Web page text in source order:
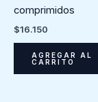
comprimidos
$16.150
AGREGAR AL
CARRITO